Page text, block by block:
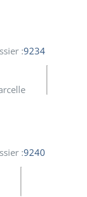
:9234
:9240